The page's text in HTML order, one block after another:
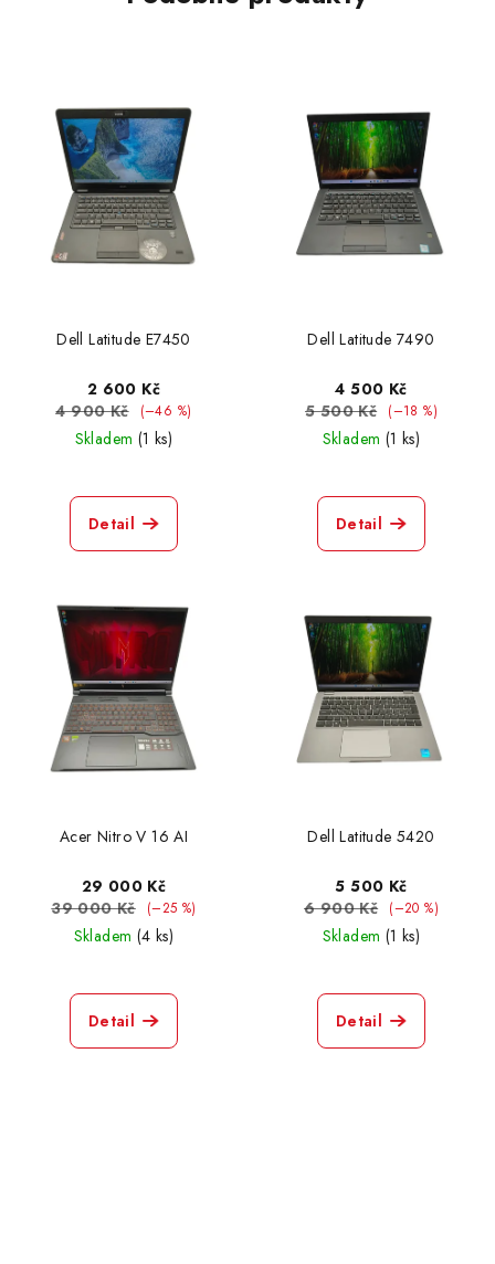
Dell Latitude E7450
2 600 Kč
4 900 Kč
(–46 %)
Skladem (1 ks)
Detail
Dell Latitude 7490
4 500 Kč
5 500 Kč
(–18 %)
Skladem (1 ks)
Detail
Acer Nitro V 16 AI
29 000 Kč
39 000 Kč
(–25 %)
Skladem (4 ks)
Detail
Dell Latitude 5420
5 500 Kč
6 900 Kč
(–20 %)
Skladem (1 ks)
Detail